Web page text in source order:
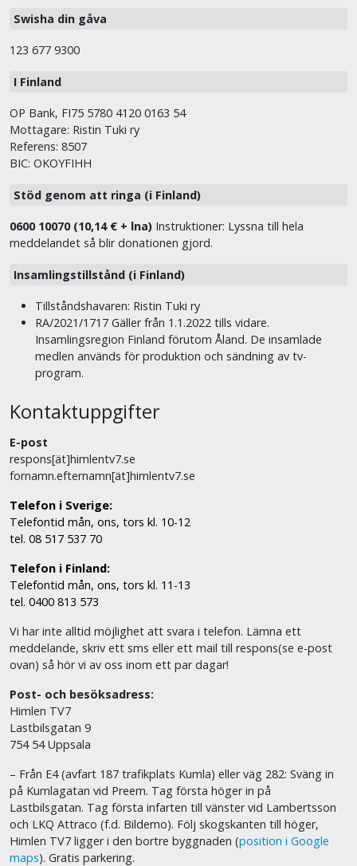
Swisha din gåva
123 677 9300
I Finland
OP Bank, FI75 5780 4120 0163 54
Mottagare: Ristin Tuki ry
Referens: 8507
BIC: OKOYFIHH
Stöd genom att ringa (i Finland)
0600 10070 (10,14 € + lna) Instruktioner: Lyssna till hela
meddelandet så blir donationen gjord.
Insamlingstillstånd (i Finland)
Tillståndshavaren: Ristin Tuki ry
RA/2021/1717 Gäller från 1.1.2022 tills vidare.
Insamlingsregion Finland förutom Åland. De insamlade
medlen används för produktion och sändning av tv-
program.
Kontaktuppgifter
E-post
respons[ät]himlentv7.se
fornamn.efternamn[ät]himlentv7.se
Telefon i Sverige:
Telefontid mån, ons, tors kl. 10-12
tel. 08 517 537 70
Telefon i Finland:
Telefontid mån, ons, tors kl. 11-13
tel. 0400 813 573
Vi har inte alltid möjlighet att svara i telefon. Lämna ett
meddelande, skriv ett sms eller ett mail till respons(se e-post
ovan) så hör vi av oss inom ett par dagar!
Post- och besöksadress:
Himlen TV7
Lastbilsgatan 9
754 54 Uppsala
– Från E4 (avfart 187 trafikplats Kumla) eller väg 282: Sväng in
på Kumlagatan vid Preem. Tag första höger in på
Lastbilsgatan. Tag första infarten till vänster vid Lambertsson
och LKQ Attraco (f.d. Bildemo). Följ skogskanten till höger,
Himlen TV7 ligger i den bortre byggnaden (position i Google
maps). Gratis parkering.